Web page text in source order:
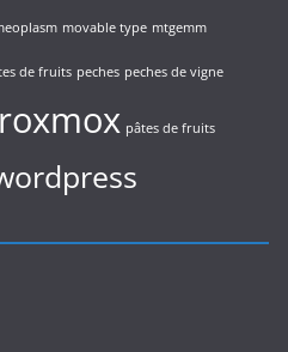
movable type mtgemm
de fruits peches peches de vigne
pâtes de fruits